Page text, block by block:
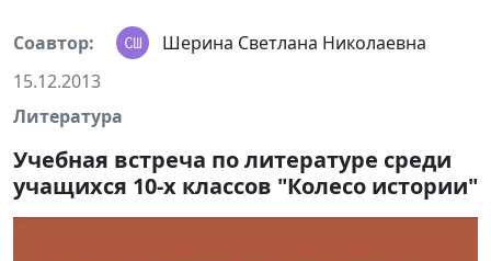
Соавтор:
Шерина Светлана Николаевна
15.12.2013
Литература
Учебная встреча по литературе среди
учащихся 10-х классов "Колесо истории"